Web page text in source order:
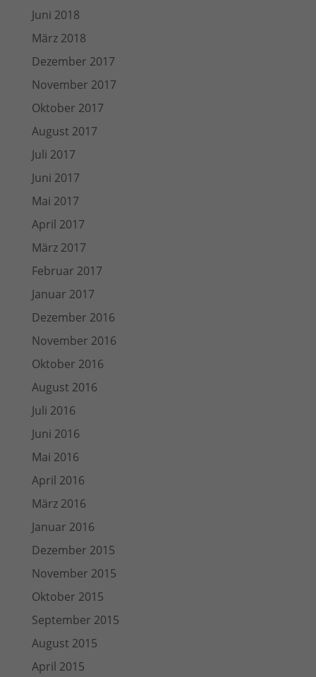
Juni 2018
März 2018
Dezember 2017
November 2017
Oktober 2017
August 2017
Juli 2017
Juni 2017
Mai 2017
April 2017
März 2017
Februar 2017
Januar 2017
Dezember 2016
November 2016
Oktober 2016
August 2016
Juli 2016
Juni 2016
Mai 2016
April 2016
März 2016
Januar 2016
Dezember 2015
November 2015
Oktober 2015
September 2015
August 2015
April 2015